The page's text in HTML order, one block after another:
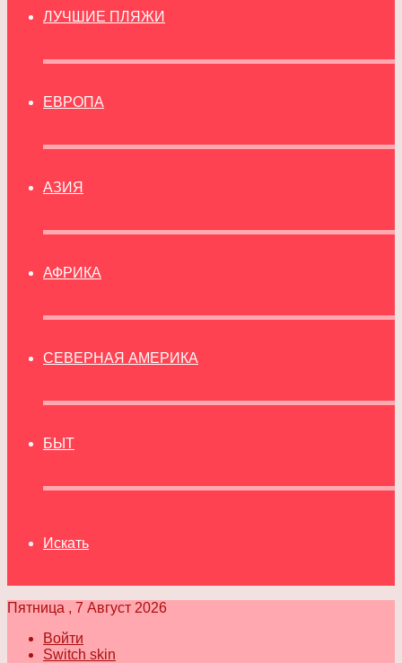
ЛУЧШИЕ ПЛЯЖИ
ЕВРОПА
АЗИЯ
АФРИКА
СЕВЕРНАЯ АМЕРИКА
БЫТ
Искать
Пятница , 7 Август 2026
Войти
Switch skin